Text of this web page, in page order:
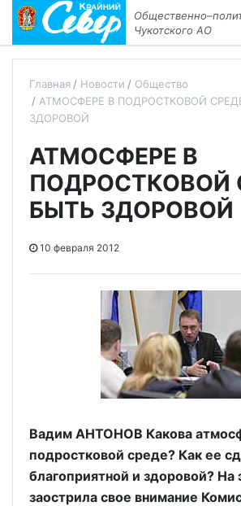
Чукотского АО
Главная Новости
Общество
АТМОСФЕРЕ В ПОДРОСТКОВОЙ
ЗДОРОВОЙ
АТМОСФЕРЕ В
ПОДРОСТКОВОЙ
БЫТЬ ЗДОРОВОЙ
10 февраля 2012
Вадим АНТОНОВ Какова
подростковой среде? Как ее
благоприятной и здоровой? На
заострила свое внимание